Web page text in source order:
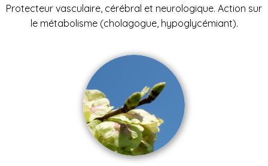
Protecteur vasculaire, cérébral et neurologique. Action sur
le métabolisme (cholagogue, hypoglycémiant).